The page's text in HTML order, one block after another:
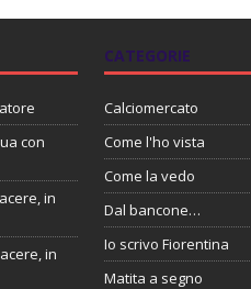
con
in
in
CATEGORIE
Calciomercato
Come l'ho vista
Come la vedo
Dal bancone…
Io scrivo Fiorentina
Matita a segno